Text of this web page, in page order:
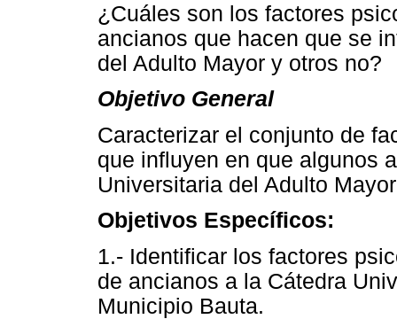
¿Cuáles son los factores
ancianos que hacen que se
del Adulto Mayor y otros no?
Objetivo General
Caracterizar el conjunto de
que influyen en que algunos
Universitaria del Adulto
Objetivos Específicos:
1.- Identificar los factores
de ancianos a la Cátedra
Municipio Bauta.